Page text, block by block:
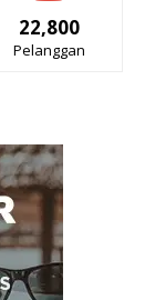
22,800
Pelanggan